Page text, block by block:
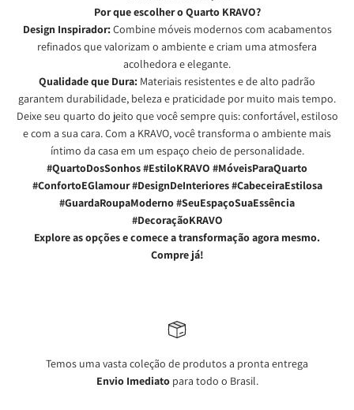
Por que escolher o Quarto KRAVO?
Design Inspirador:Combine móveis modernos com acabamentos
refinados que valorizam o ambiente e criam uma atmosfera
acolhedora e elegante.
Qualidade que Dura: Materiais resistentes e de alto padrão
garantem durabilidade, beleza e praticidade por muito mais tempo.
Deixe seu quarto do jeito que você sempre quis: confortável, estiloso
e com a sua cara. Com a KRAVO, você transforma o ambiente mais
íntimo da casa em um espaço cheio de personalidade.
#QuartoDosSonhos #EstiloKRAVO #MóveisParaQuarto
#ConfortoEGlamour #DesignDeInteriores #CabeceiraEstilosa
#GuardaRoupaModerno #SeuEspaçoSuaEssência
#DecoraçãoKRAVO
Explore as opções e comece a transformação agora mesmo.
Compre já!
Temos uma vasta coleção de produtos a pronta entrega
Envio Imediatopara todo o Brasil.